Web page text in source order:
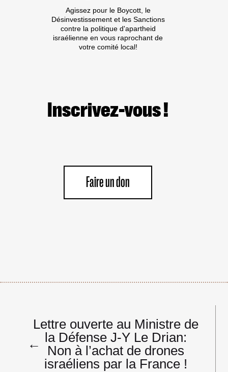
Agissez pour le Boycott, le
Désinvestissement et les Sanctions
contre la politique d'apartheid
israélienne en vous raprochant de
votre comité local!
Inscrivez-vous !
Faire un don
de
l’article
←
Lettre ouverte au Ministre de
la Défense J-Y Le Drian:
Non à l’achat de drones
israéliens par la France !